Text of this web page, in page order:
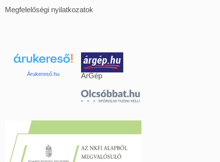
Megfelelőségi nyilatkozatok
Árukereső.hu ÁrGép